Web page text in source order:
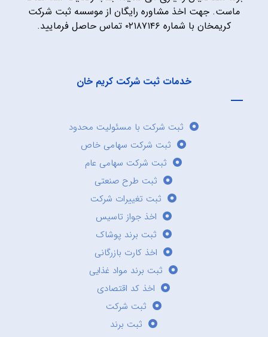
ماست. جهت اخذ مشاوره رایگان از موسسه ثبت شرکت
کریمخان با شماره ۰۲۱۸۷۱۴۶ تماس حاصل فرمایید.
خدمات ثبت شرکت کریم خان
ثبت شرکت با مسئولیت محدود
ثبت شرکت سهامی خاص
ثبت شرکت سهامی عام
ثبت طرح صنعتی
ثبت تغییرات شرکت
اخذ جواز تاسیس
ثبت برند پوشاک
اخذ کارت بازرگانی
ثبت برند مواد غذایی
اخذ کد اقتصادی
ثبت شرکت
ثبت برند